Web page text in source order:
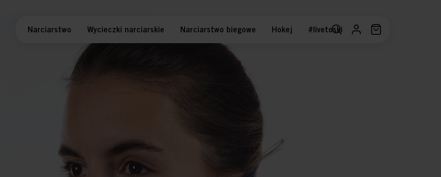
Narciarstwo Wycieczki narciarskie Narciarstwo biegowe Hokej #livetoski